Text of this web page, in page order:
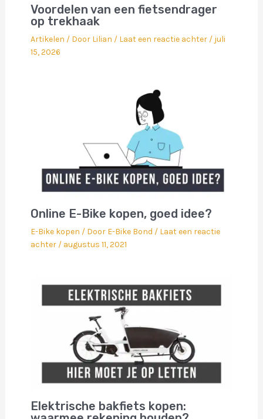
Voordelen van een fietsendrager
op trekhaak
Artikelen / Door Lilian / Laat een reactie achter / juli
15, 2026
Online E-Bike kopen, goed idee?
E-Bike kopen / Door E-Bike Bond / Laat een reactie
achter / augustus 11, 2021
Elektrische bakfiets kopen: